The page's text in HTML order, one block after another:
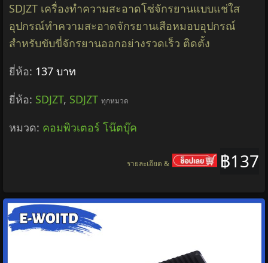
SDJZT เครื่องทำความสะอาดโซ่จักรยานแบบแช่ใส
อุปกรณ์ทำความสะอาดจักรยานเสือหมอบอุปกรณ์
สำหรับขับขี่จักรยานออกอย่างรวดเร็ว ติดตั้ง
ยี่ห้อ: 137 บาท
ยี่ห้อ: SDJZT, SDJZT ทุกหมวด
หมวด: คอมพิวเตอร์ โน๊ตบุ๊ค
฿137
รายละเอียด &